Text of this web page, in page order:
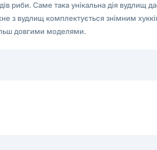
риби. Саме така унікальна дія
з вудлищ комплектується знімним
довгими моделями.